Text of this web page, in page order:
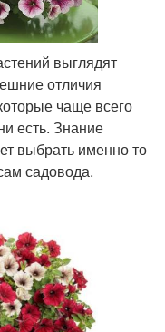
выглядят
отличия
чаще всего
есть. Знание
выбрать именно то
садовода.